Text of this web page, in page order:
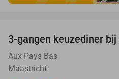
3-gangen keuzediner
Aux Pays Bas
Maastricht